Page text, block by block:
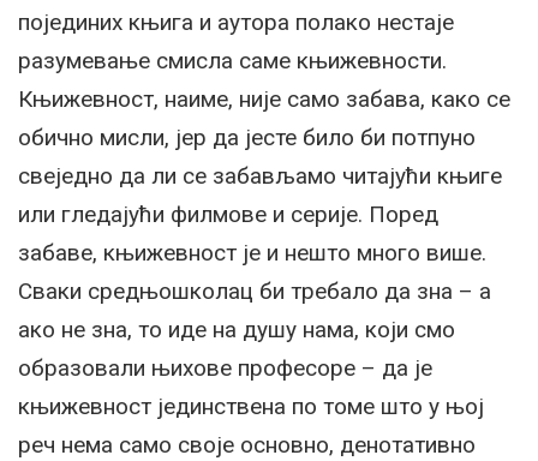
појединих књига и аутора полако нестаје
разумевање смисла саме књижевности.
Књижевност, наиме, није само забава, како се
обично мисли, јер да јесте било би потпуно
свеједно да ли се забављамо читајући књиге
или гледајући филмове и серије. Поред
забаве, књижевност је и нешто много више.
Сваки средњошколац би требало да зна – а
ако не зна, то иде на душу нама, који смо
образовали њихове професоре – да је
књижевност јединствена по томе што у њој
реч нема само своје основно, денотативно